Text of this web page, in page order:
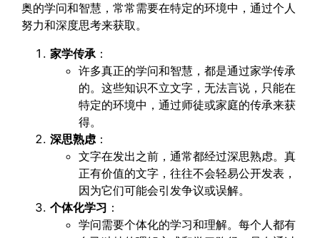
奥的学问和智慧，常常需要在特定的环境中，通过个人
努力和深度思考来获取。
家学传承：
许多真正的学问和智慧，都是通过家学传承
的。这些知识不立文字，无法言说，只能在
特定的环境中，通过师徒或家庭的传承来获
得。
深思熟虑：
文字在发出之前，通常都经过深思熟虑。真
正有价值的文字，往往不会轻易公开发表，
因为它们可能会引发争议或误解。
个体化学习 ：
学问需要个体化的学习和理解。每个人都有